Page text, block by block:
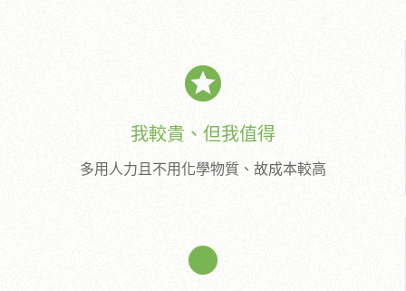
stars
我較貴、但我值得
多用人力且不用化學物質、故成本較高
fiber_manual_record